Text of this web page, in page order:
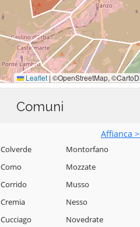
Comuni
Affianca
Colverde
Como
Corrido
Cremia
Cucciago
Montorfano
Mozzate
Musso
Nesso
Novedrate